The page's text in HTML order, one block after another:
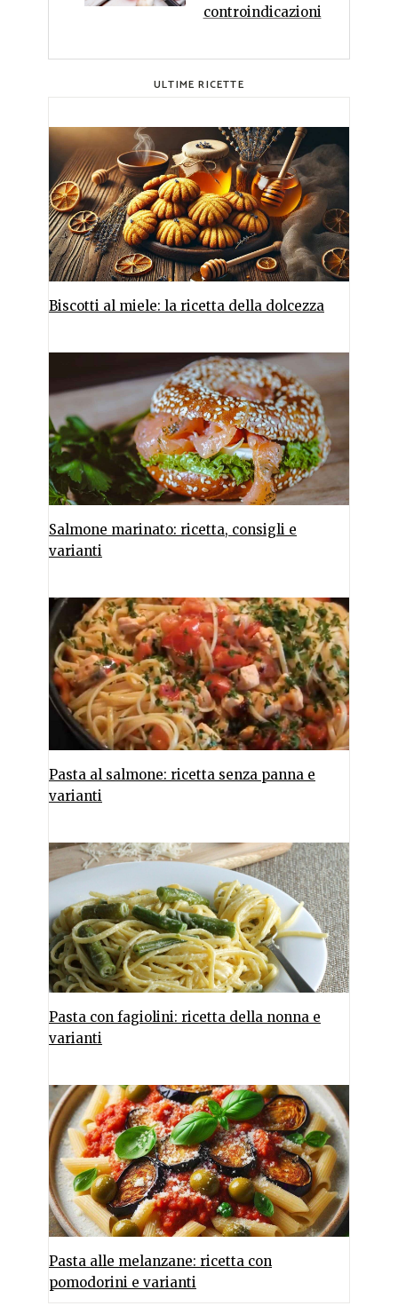
controindicazioni
ULTIME RICETTE
Biscotti al miele: la ricetta della dolcezza
Salmone marinato: ricetta, consigli e
varianti
Pasta al salmone: ricetta senza panna e
varianti
Pasta con fagiolini: ricetta della nonna e
varianti
Pasta alle melanzane: ricetta con
pomodorini e varianti